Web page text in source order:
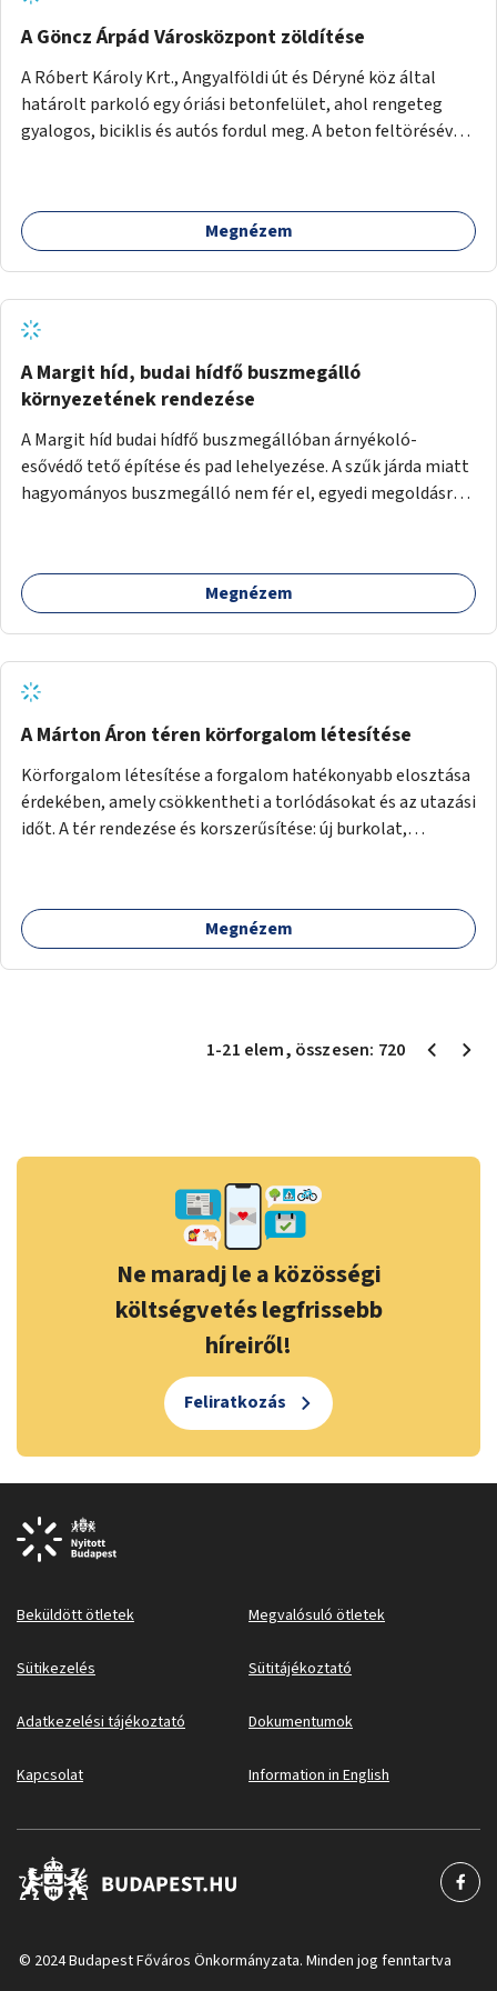
A Göncz Árpád Városközpont zöldítése
A Róbert Károly Krt., Angyalföldi út és Déryné köz által
határolt parkoló egy óriási betonfelület, ahol rengeteg
gyalogos, biciklis és autós fordul meg. A beton feltörésével,
menti járda és a parkoló közé kellene egy zöld sáv,
virágágyásokkal a meglévő fák alá, a lakóépület felőli két
Megnézem
A Margit híd, budai hídfő buszmegálló
környezetének rendezése
A Margit híd budai hídfő buszmegállóban árnyékoló-
esővédő tető építése és pad lehelyezése. A szűk járda miatt
hagyományos buszmegálló nem fér el, egyedi megoldásra
Megnézem
A Márton Áron téren körforgalom létesítése
Körforgalom létesítése a forgalom hatékonyabb elosztása
érdekében, amely csökkentheti a torlódásokat és az utazási
időt. A tér rendezése és korszerűsítése: új burkolat,
időznek.
Megnézem
1-21 elem, összesen: 720
Ne maradj le a közösségi
költségvetés legfrissebb
híreiről!
Feliratkozás
Beküldött ötletek Megvalósuló ötletek
Sütikezelés Sütitájékoztató
Adatkezelési tájékoztató Dokumentumok
Kapcsolat Information in English
© 2024 Budapest Főváros Önkormányzata. Minden jog fenntartva